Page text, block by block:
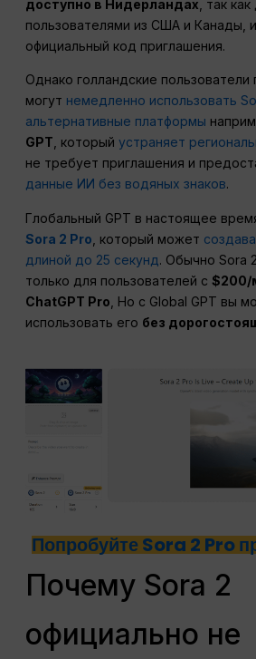
доступно в Нидерландах , так
пользователями из США и Канады,
официальный код приглашения.
Однако голландские
могут немедленно использовать
альтернативные платформы
GPT , которыйустраняет
не требует приглашения и
данные ИИ без водяных знаков.
Глобальный GPT в настоящее
Sora 2 Pro , который может
длиной до 25 секунд. Обычно Sora
только для пользователей с$200/
ChatGPT Pro , Но с Global GPT вы
использовать его без
Попробуйте Sora 2 Pro
Почему Sora 2
официально не